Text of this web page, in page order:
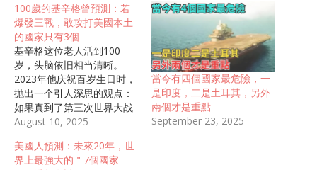
100歲的基辛格曾預測：若
爆發三戰，敢攻打美國本土
的國家只有3個
基辛格这位老人活到100
岁，头脑依旧相当清晰。
2023年他庆祝百岁生日时，
抛出一个引人深思的观点：
如果真到了第三次世界大战
爆发的地步，全世界大概只
本土，其他国家估计都会三
思而后行。这番话一出，网
August 10, 2025
當今有四個國家最危險，一
是印度，二是土耳其，另外
兩個才是重點
September 23, 2025
美國人預測：未來20年，世
界上最強大的＂7個國家